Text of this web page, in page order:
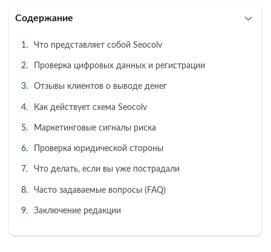
Содержание
Что представляет собой Seocolv
Проверка цифровых данных и регистрации
Отзывы клиентов о выводе денег
Как действует схема Seocolv
Маркетинговые сигналы риска
Проверка юридической стороны
Что делать, если вы уже пострадали
Часто задаваемые вопросы (FAQ)
Заключение редакции